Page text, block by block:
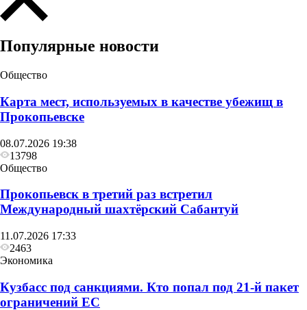
Популярные новости
Общество
Карта мест, используемых в качестве убежищ в
Прокопьевске
08.07.2026 19:38
13798
Общество
Прокопьевск в третий раз встретил
Международный шахтёрский Сабантуй
11.07.2026 17:33
2463
Экономика
Кузбасс под санкциями. Кто попал под 21‑й пакет
ограничений ЕС